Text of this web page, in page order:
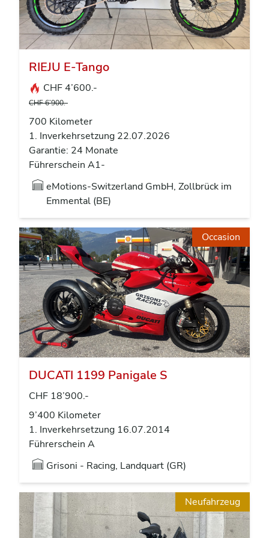
RIEJU E-Tango
CHF 4’600.-
CHF 6’900.-
700 Kilometer
1. Inverkehrsetzung 22.07.2026
Garantie: 24 Monate
Führerschein A1-
eMotions-Switzerland GmbH, Zollbrück im
Emmental (BE)
Occasion
DUCATI 1199 Panigale S
CHF 18’900.-
9’400 Kilometer
1. Inverkehrsetzung 16.07.2014
Führerschein A
Grisoni - Racing, Landquart (GR)
Neufahrzeug